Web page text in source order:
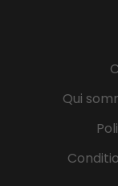
chaque
de son
de contribuer
Qui